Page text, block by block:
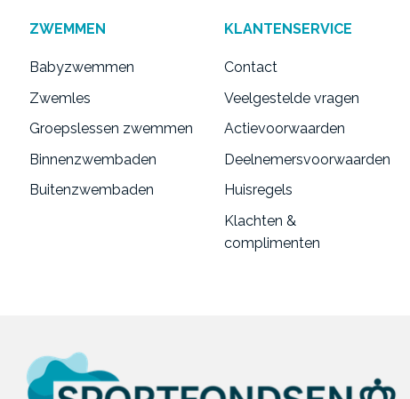
ZWEMMEN
Babyzwemmen
Zwemles
Groepslessen zwemmen
Binnenzwembaden
Buitenzwembaden
KLANTENSERVICE
Contact
Veelgestelde vragen
Actievoorwaarden
Deelnemersvoorwaarden
Huisregels
Klachten &
complimenten